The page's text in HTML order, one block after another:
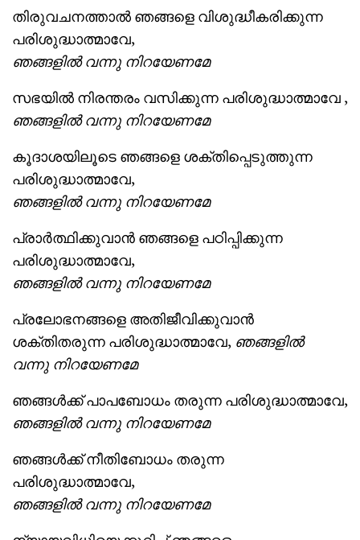
തിരുവചനത്താല്‍ ഞങ്ങളെ വിശുദ്ധീകരിക്കുന്ന
പരിശുദ്ധാത്മാവേ,
ഞങ്ങളില്‍ വന്നു നിറയേണമേ
സഭയില്‍ നിര‌ന്തരം വസിക്കുന്ന പരിശുദ്ധാത്മാവേ ,
ഞങ്ങളില്‍ വന്നു നിറയേണമേ
കൂദാശയിലൂടെ ഞങ്ങളെ ശക്തിപ്പെടുത്തുന്ന
പരിശുദ്ധാത്മാവേ,
ഞങ്ങളില്‍ വന്നു നിറയേണമേ
പ്രാര്‍ത്ഥിക്കുവാന്‍ ഞങ്ങളെ പഠിപ്പിക്കുന്ന
പരിശുദ്ധാത്മാവേ,
ഞങ്ങളില്‍ വന്നു നിറയേണമേ
പ്രലോഭനങ്ങളെ അതിജീവിക്കുവാന്‍
ശക്തിതരുന്ന പരിശുദ്ധാത്മാവേ, ഞങ്ങളില്‍
വന്നു നിറയേണമേ
ഞങ്ങള്‍ക്ക് പാപബോധം തരുന്ന പരിശുദ്ധാത്മാവേ,
ഞങ്ങളില്‍ വന്നു നിറയേണമേ
ഞങ്ങള്‍ക്ക് നീതിബോധം തരുന്ന
പരിശുദ്ധാത്മാവേ,
ഞങ്ങളില്‍ വന്നു നിറയേണമേ